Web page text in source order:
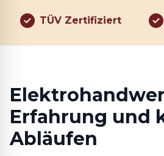
TÜV Zertifiziert
Erfahrung und
Abläufen